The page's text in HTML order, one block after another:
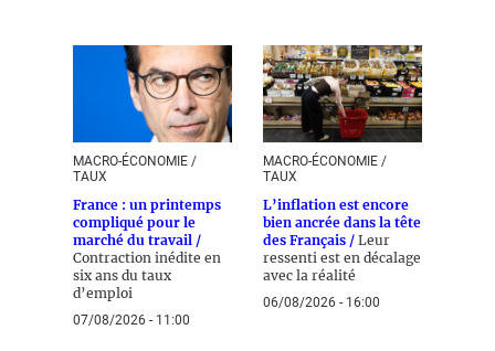
MACRO-ÉCONOMIE /
TAUX
France : un printemps
compliqué pour le
marché du travail /
Contraction inédite en
six ans du taux
d’emploi
07/08/2026 - 11:00
MACRO-ÉCONOMIE /
TAUX
L’inflation est encore
bien ancrée dans la tête
des Français / Leur
ressenti est en décalage
avec la réalité
06/08/2026 - 16:00